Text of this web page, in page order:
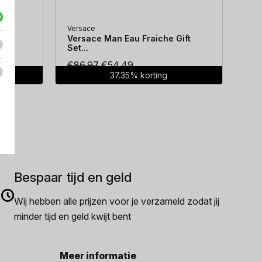
Versace
Versace Man Eau Fraiche Gift
Set...
€86.97Oorspronkelijke
prijs
€54.49Huidige
prijs
37.35% korting
Bespaar tijd en geld
Wij hebben alle prijzen voor je verzameld zodat jij
minder tijd en geld kwijt bent
Meer informatie